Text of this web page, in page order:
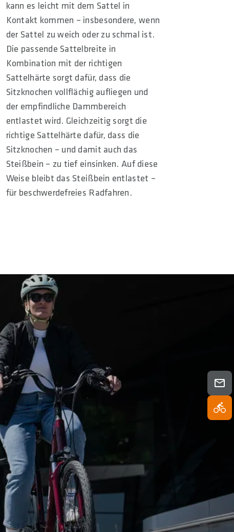
kann es leicht mit dem Sattel in
Kontakt kommen – insbesondere, wenn
der Sattel zu weich oder zu schmal ist.
Die passende Sattelbreite in
Kombination mit der richtigen
Sattelhärte sorgt dafür, dass die
Sitzknochen vollflächig aufliegen und
der empfindliche Dammbereich
entlastet wird. Gleichzeitig sorgt die
richtige Sattelhärte dafür, dass die
Sitzknochen – und damit auch das
Steißbein – zu tief einsinken. Auf diese
Weise bleibt das Steißbein entlastet –
für beschwerdefreies Radfahren.